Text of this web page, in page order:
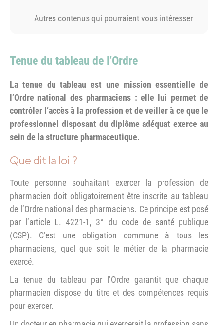
Autres contenus qui pourraient vous intéresser
Tenue du tableau de l’Ordre
La tenue du tableau est une mission essentielle de
l’Ordre national des pharmaciens : elle lui permet de
contrôler l’accès à la profession et de veiller à ce que le
professionnel disposant du diplôme adéquat exerce au
sein de la structure pharmaceutique.
Que dit la loi ?
Toute personne souhaitant exercer la profession de
pharmacien doit obligatoirement être inscrite au tableau
de l’Ordre national des pharmaciens. Ce principe est posé
par l’article L. 4221-1, 3° du code de santé publique
(CSP). C’est une obligation commune à tous les
pharmaciens, quel que soit le métier de la pharmacie
exercé.
La tenue du tableau par l’Ordre garantit que chaque
pharmacien dispose du titre et des compétences requis
pour exercer.